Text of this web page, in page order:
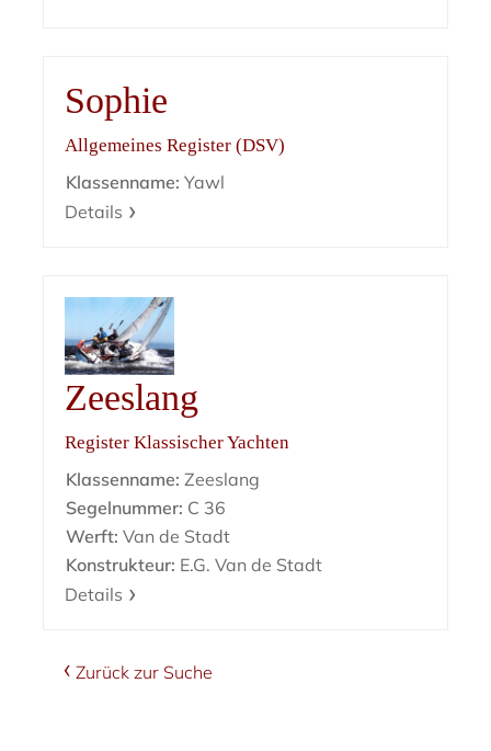
Sophie
Allgemeines Register (DSV)
Klassenname: Yawl
Details
Zeeslang
Register Klassischer Yachten
Klassenname: Zeeslang
Segelnummer: C 36
Werft: Van de Stadt
Konstrukteur: E.G. Van de Stadt
Details
Zurück zur Suche